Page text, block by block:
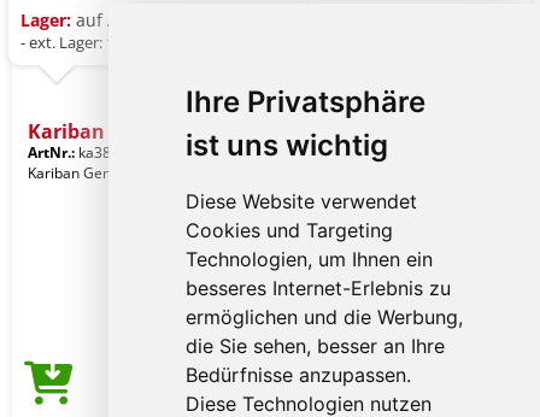
Ihre Privatsphäre
ist uns wichtig
Diese Website verwendet
Cookies und Targeting
Technologien, um Ihnen ein
besseres Internet-Erlebnis zu
ermöglichen und die Werbung,
die Sie sehen, besser an Ihre
Bedürfnisse anzupassen.
Diese Technologien nutzen
Lager: auf Anfrage
- ext. Lager: 1.087 St.
Kariban Ladies' Long T-sh
ArtNr.: ka388nv-l-xl
Navy
Kariban Gender: Frauenkleidung
Preis ab